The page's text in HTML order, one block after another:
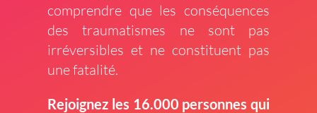
comprendre que les conséquences
des traumatismes ne sont pas
irréversibles et ne constituent pas
une fatalité.
Rejoignez les 16.000 personnes qui